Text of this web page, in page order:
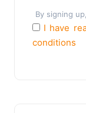
By signing
I have
conditions